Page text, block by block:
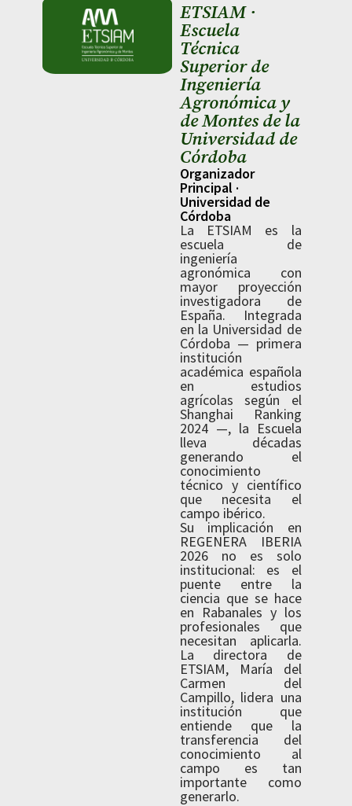
ETSIAM ·
Escuela
Técnica
Superior de
Ingeniería
Agronómica y
de Montes de la
Universidad de
Córdoba
Organizador
Principal ·
Universidad de
Córdoba
La ETSIAM es la
escuela de
ingeniería
agronómica con
mayor proyección
investigadora de
España. Integrada
en la Universidad de
Córdoba — primera
institución
académica española
en estudios
agrícolas según el
Shanghai Ranking
2024 —, la Escuela
lleva décadas
generando el
conocimiento
técnico y científico
que necesita el
campo ibérico.
Su implicación en
REGENERA IBERIA
2026 no es solo
institucional: es el
puente entre la
ciencia que se hace
en Rabanales y los
profesionales que
necesitan aplicarla.
La directora de
ETSIAM, María del
Carmen del
Campillo, lidera una
institución que
entiende que la
transferencia del
conocimiento al
campo es tan
importante como
generarlo.